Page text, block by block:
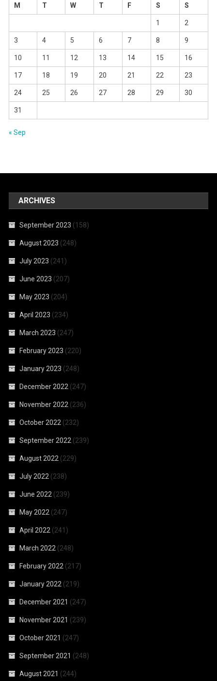
M
T W T F S S
1 2
3 4 5 6 7 8 9
10 11 12 13 14 15 16
17 18 19 20 21 22 23
24 25 26 27 28 29 30
31
« Sep
ARCHIVES
September 2023 (158)
August 2023 (248)
July 2023 (241)
June 2023 (207)
May 2023 (204)
April 2023 (234)
March 2023 (247)
February 2023 (220)
January 2023 (248)
December 2022 (247)
November 2022 (236)
October 2022 (232)
September 2022 (239)
August 2022 (229)
July 2022 (238)
June 2022 (239)
May 2022 (247)
April 2022 (241)
March 2022 (248)
February 2022 (217)
January 2022 (219)
December 2021 (247)
November 2021 (239)
October 2021 (247)
September 2021 (248)
August 2021 (244)